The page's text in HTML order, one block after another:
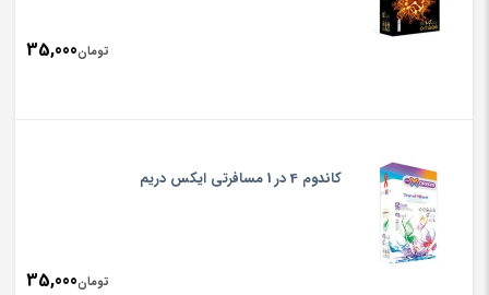
تومان35,000
کاندوم 4 در 1 مسافرتی ایکس دریم
تومان35,000